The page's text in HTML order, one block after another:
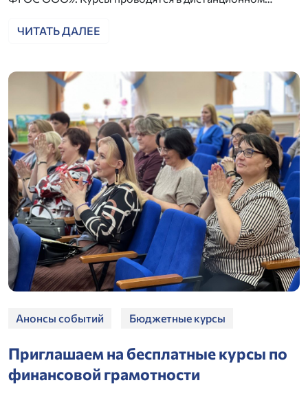
ЧИТАТЬ ДАЛЕЕ
Анонсы событий Бюджетные курсы
Приглашаем на бесплатные курсы по
финансовой грамотности